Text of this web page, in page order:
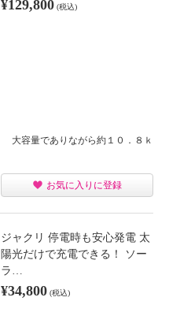
¥129,800 (税込)
大容量でありながら約１０．８ｋ
お気に入りに登録
ジャクリ 停電時も安心発電 太
陽光だけで充電できる！ ソー
ラ…
¥34,800 (税込)